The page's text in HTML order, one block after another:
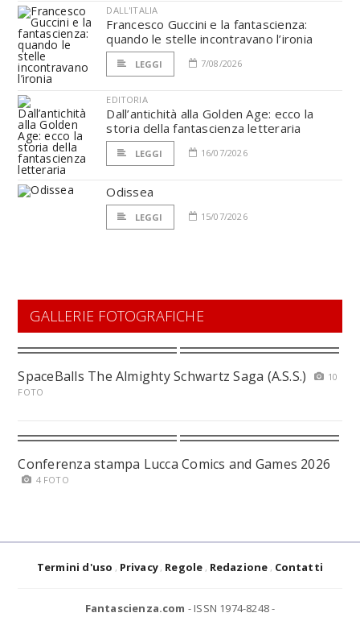
DALL'ITALIA
Francesco Guccini e la fantascienza:
quando le stelle incontravano l’ironia
LEGGI 7/08/2026
EDITORIA
Dall’antichità alla Golden Age: ecco la
storia della fantascienza letteraria
LEGGI 16/07/2026
Odissea
LEGGI 15/07/2026
GALLERIE FOTOGRAFICHE
SpaceBalls The Almighty Schwartz Saga (A.S.S.)
10
FOTO
Conferenza stampa Lucca Comics and Games 2026
4 FOTO
Termini d'uso Privacy Regole Redazione Contatti
Fantascienza.com - ISSN 1974-8248 -